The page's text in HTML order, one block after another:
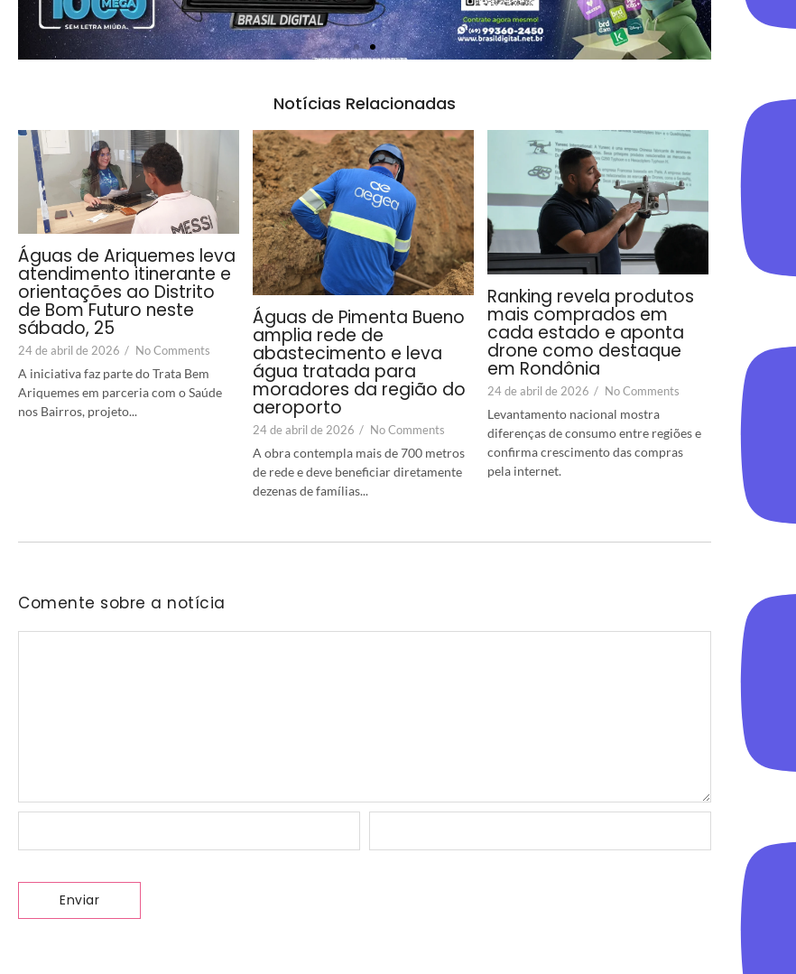
Notícias Relacionadas
Águas de Ariquemes leva
atendimento itinerante e
orientações ao Distrito
de Bom Futuro neste
sábado, 25
24 de abril de 2026 / No Comments
A iniciativa faz parte do Trata Bem
Ariquemes em parceria com o Saúde
nos Bairros, projeto...
Águas de Pimenta Bueno
amplia rede de
abastecimento e leva
água tratada para
moradores da região do
aeroporto
24 de abril de 2026 / No Comments
A obra contempla mais de 700 metros
de rede e deve beneficiar diretamente
dezenas de famílias...
Ranking revela produtos
mais comprados em
cada estado e aponta
drone como destaque
em Rondônia
24 de abril de 2026 / No Comments
Levantamento nacional mostra
diferenças de consumo entre regiões e
confirma crescimento das compras
pela internet.
Comente sobre a notícia